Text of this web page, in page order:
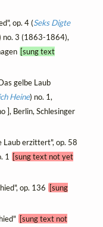
op. 4 (Seks Digte
no. 3 (1863-1864),
[sung text
gelbe Laub
Heine) no. 1,
], Berlin, Schlesinger
erzittert", op. 58
1
[sung text not yet
op. 136 [sung
[sung text not